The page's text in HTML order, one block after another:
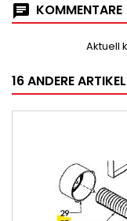
Aktuell
16 ANDERE